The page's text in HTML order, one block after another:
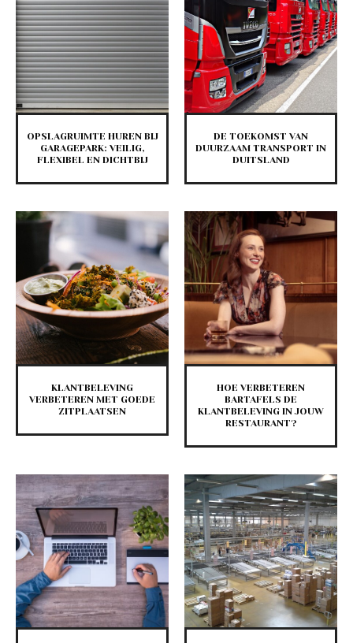
OPSLAGRUIMTE HUREN BIJ
GARAGEPARK: VEILIG,
FLEXIBEL EN DICHTBIJ
DE TOEKOMST VAN
DUURZAAM TRANSPORT IN
DUITSLAND
KLANTBELEVING
VERBETEREN MET GOEDE
ZITPLAATSEN
HOE VERBETEREN
BARTAFELS DE
KLANTBELEVING IN JOUW
RESTAURANT?